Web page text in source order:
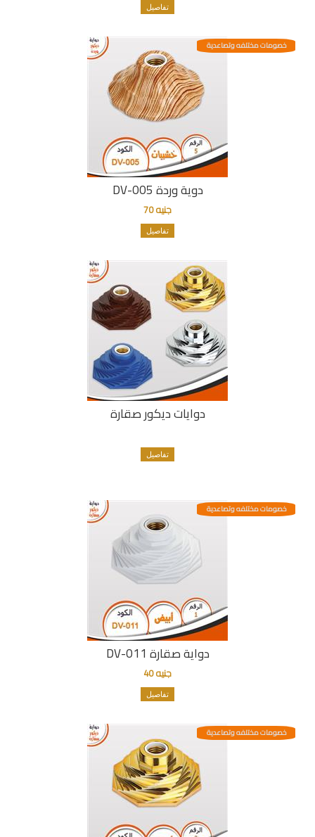
تفاصيل
دوية وردة DV-005
خصومات مختلفه وتصاعدية
جنيه 70
تفاصيل
دوايات ديكور صقارة
تفاصيل
دواية صقارة DV-011
خصومات مختلفه وتصاعدية
جنيه 40
تفاصيل
خصومات مختلفه وتصاعدية